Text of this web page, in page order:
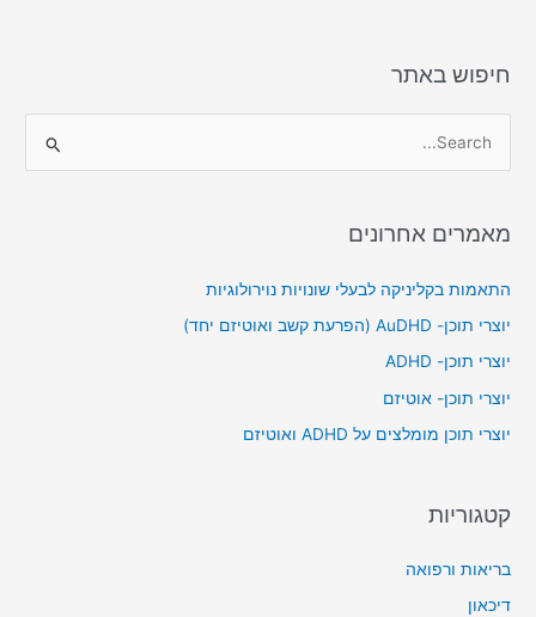
חיפוש באתר
r
o
r
:
מאמרים אחרונים
התאמות בקליניקה לבעלי שונויות נוירולוגיות
יוצרי תוכן- AuDHD (הפרעת קשב ואוטיזם יחד)
יוצרי תוכן- ADHD
יוצרי תוכן- אוטיזם
יוצרי תוכן מומלצים על ADHD ואוטיזם
קטגוריות
בריאות ורפואה
דיכאון